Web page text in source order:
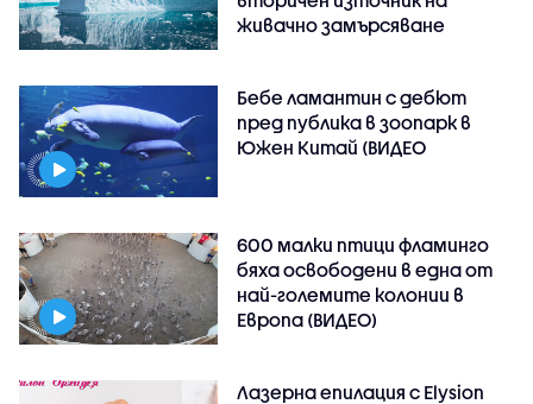
живачно замърсяване
Бебе ламантин с дебют
пред публика в зоопарк в
Южен Китай (ВИДЕО
600 малки птици фламинго
бяха освободени в една от
най-големите колонии в
Европа (ВИДЕО)
Лазерна епилация с Elysion